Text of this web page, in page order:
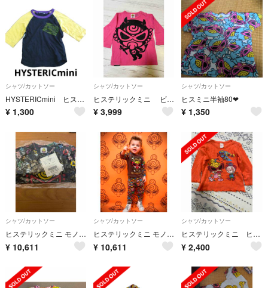
シャツ/カットソー
HYSTERICmini ヒステリックミニ ヒスミニ カットソー
¥ 1,300
シャツ/カットソー
ヒステリックミニ ビッグミニちゃんオーバーサイズカットソーsize80
¥ 3,999
シャツ/カットソー
ヒスミニ半袖80❤
¥ 1,350
シャツ/カットソー
ヒステリックミニ モノグラム テディ ブラック
¥ 10,611
シャツ/カットソー
ヒステリックミニ モノグラム テディ ブラウン
¥ 10,611
シャツ/カットソー
ヒステリックミニ ヒスミニ 80サイズ 長袖 ベビー服 保育園着 秋服
¥ 2,400